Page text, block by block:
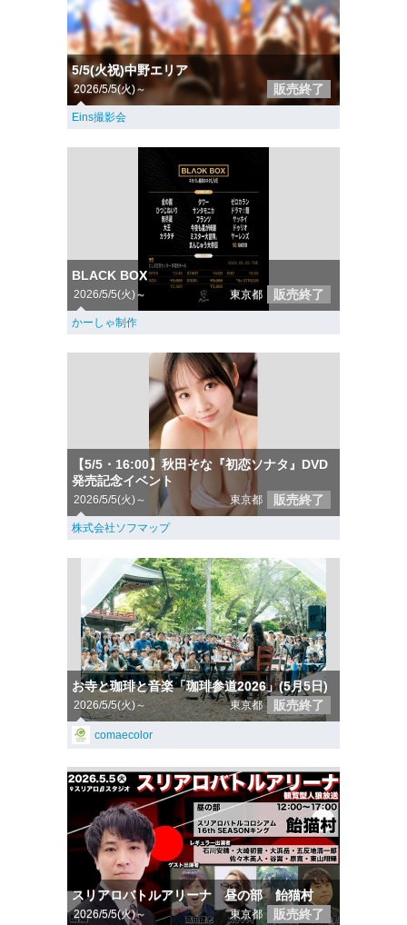
5/5(火祝)中野エリア
2026/5/5(火)～ 販売終了
Eins撮影会
BLACK BOX
2026/5/5(火)～ 東京都 販売終了
かーしゃ制作
【5/5・16:00】秋田そな『初恋ソナタ』DVD
発売記念イベント
2026/5/5(火)～ 東京都 販売終了
株式会社ソフマップ
お寺と珈琲と音楽「珈琲参道2026」(5月5日)
2026/5/5(火)～ 東京都 販売終了
comaecolor
スリアロバトルアリーナ 昼の部 飴猫村
2026/5/5(火)～ 東京都 販売終了